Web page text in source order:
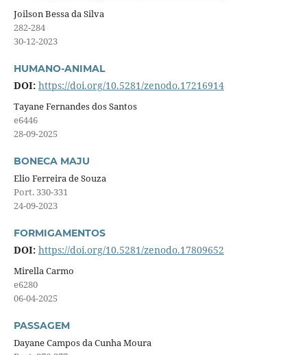
Joilson Bessa da Silva
282-284
30-12-2023
HUMANO-ANIMAL
DOI: https://doi.org/10.5281/zenodo.17216914
Tayane Fernandes dos Santos
e6446
28-09-2025
BONECA MAJU
Elio Ferreira de Souza
Port. 330-331
24-09-2023
FORMIGAMENTOS
DOI: https://doi.org/10.5281/zenodo.17809652
Mirella Carmo
e6280
06-04-2025
PASSAGEM
Dayane Campos da Cunha Moura